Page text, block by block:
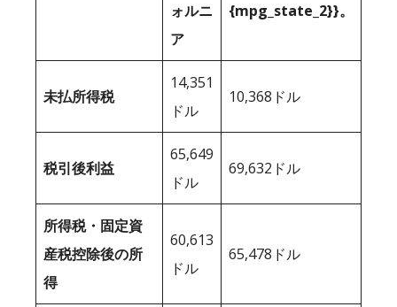
ォルニ
ア
{mpg_state_2}}。
未払所得税
14,351
ドル
10,368ドル
税引後利益
65,649
ドル
69,632ドル
所得税・固定資
産税控除後の所
得
60,613
ドル
65,478ドル